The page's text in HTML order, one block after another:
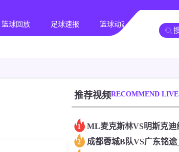
篮球回放 足球速报 篮球动态 其他转播
推荐视频RECOMMEND LIVE
1
2